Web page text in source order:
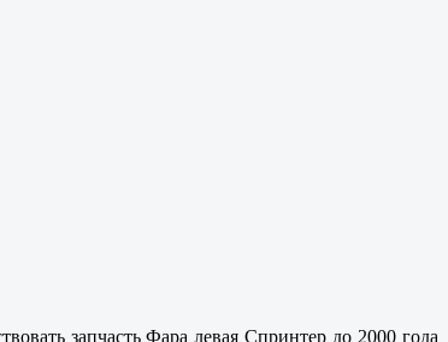
запчасть Фара левая Спринтер до 2000 года